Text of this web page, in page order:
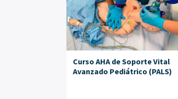
Curso AHA de Soporte Vital
Avanzado Pediátrico (PALS)